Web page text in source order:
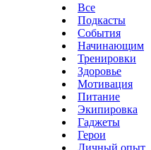
Все
Подкасты
События
Начинающим
Тренировки
Здоровье
Мотивация
Питание
Экипировка
Гаджеты
Герои
Личный опыт